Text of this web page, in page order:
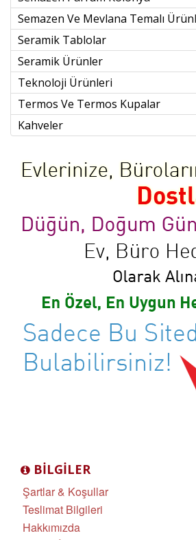
Semazen Ve Mevlana Temalı
Seramik Tablolar
Seramik Ürünler
Teknoloji Ürünleri
Termos Ve Termos Kupalar
Kahveler
BILGILER
Şartlar & Koşullar
Teslimat Bilgileri
Hakkımızda